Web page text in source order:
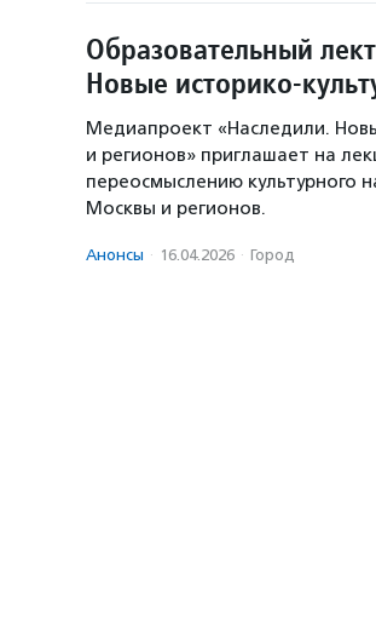
Образовательный
Новые историко-
Медиапроект «Наследили.
и регионов» приглашает на
переосмыслению культурного
Москвы и регионов.
Анонсы · 16.04.2026 · Город